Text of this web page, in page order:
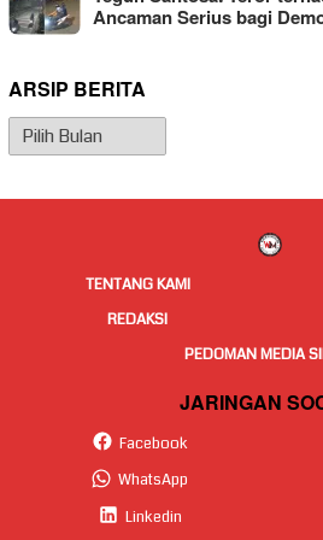
Ancaman Serius bagi
ARSIP BERITA
Arsip
Berita
TENTANG KAMI
REDAKSI
PEDOMAN MEDIA
JARINGAN
Facebook
WhatsApp
Linkedin